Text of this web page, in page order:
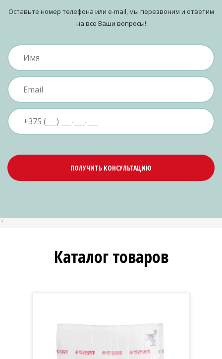
Оставьте номер телефона или e-mail, мы перезвоним и ответим
на все Ваши вопросы!
ПОЛУЧИТЬ КОНСУЛЬТАЦИЮ
`
Каталог товаров